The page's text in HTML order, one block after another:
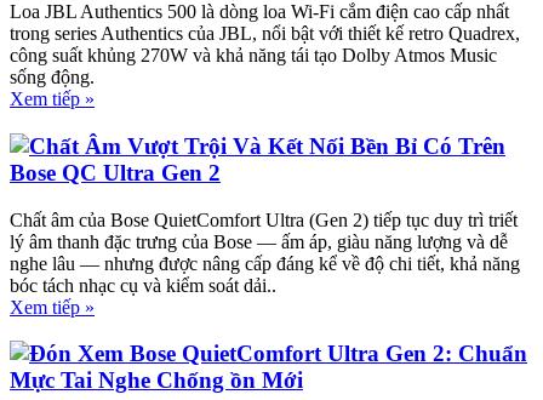
Loa JBL Authentics 500 là dòng loa Wi-Fi cắm điện cao cấp nhất
trong series Authentics của JBL, nổi bật với thiết kế retro Quadrex,
công suất khủng 270W và khả năng tái tạo Dolby Atmos Music
sống động.
Xem tiếp »
Chất Âm Vượt Trội Và Kết Nối Bền Bỉ Có Trên
Bose QC Ultra Gen 2
Chất âm của Bose QuietComfort Ultra (Gen 2) tiếp tục duy trì triết
lý âm thanh đặc trưng của Bose — ấm áp, giàu năng lượng và dễ
nghe lâu — nhưng được nâng cấp đáng kể về độ chi tiết, khả năng
bóc tách nhạc cụ và kiểm soát dải..
Xem tiếp »
Đón Xem Bose QuietComfort Ultra Gen 2: Chuẩn
Mực Tai Nghe Chống ồn Mới